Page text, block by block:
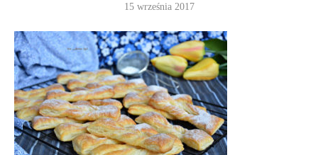
15 września 2017